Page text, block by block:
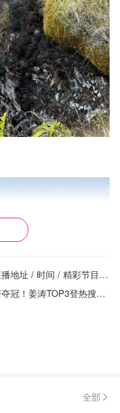
2025春节联欢晚会观看指南🏮春晚直播地址 / 时间 / 精彩节目单抢先看！
2023全球最帅面孔排行榜出炉！甜茶夺冠！姜涛TOP3登热搜，肖战30名，王鹤棣仅44位！
全部